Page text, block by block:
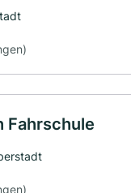
Fahrschule